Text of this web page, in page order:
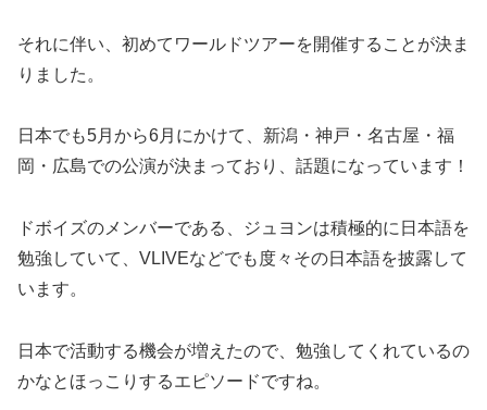
それに伴い、初めてワールドツアーを開催することが決ま
りました。
日本でも5月から6月にかけて、新潟・神戸・名古屋・福
岡・広島での公演が決まっており、話題になっています！
ドボイズのメンバーである、ジュヨンは積極的に日本語を
勉強していて、VLIVEなどでも度々その日本語を披露して
います。
日本で活動する機会が増えたので、勉強してくれているの
かなとほっこりするエピソードですね。